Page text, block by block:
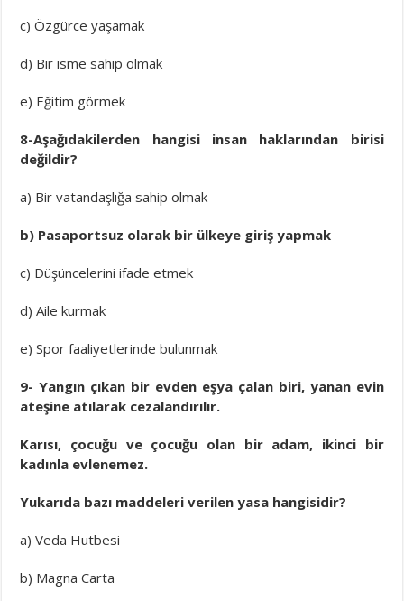
c) Özgürce yaşamak
d) Bir isme sahip olmak
e) Eğitim görmek
8-Aşağıdakilerden hangisi insan haklarından birisi
değildir?
a) Bir vatandaşlığa sahip olmak
b) Pasaportsuz olarak bir ülkeye giriş yapmak
c) Düşüncelerini ifade etmek
d) Aile kurmak
e) Spor faaliyetlerinde bulunmak
9- Yangın çıkan bir evden eşya çalan biri, yanan evin
ateşine atılarak cezalandırılır.
Karısı, çocuğu ve çocuğu olan bir adam, ikinci bir
kadınla evlenemez.
Yukarıda bazı maddeleri verilen yasa hangisidir?
a) Veda Hutbesi
b) Magna Carta